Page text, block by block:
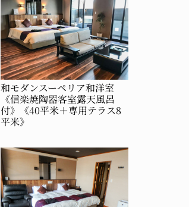
和モダンスーペリア和洋室
《信楽焼陶器客室露天風呂
付》《40平米＋専用テラス8
平米》